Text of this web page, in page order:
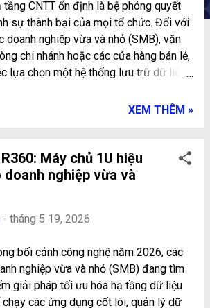
tầng CNTT ổn định là bệ phóng quyết
sự thành bại của mọi tổ chức. Đối với
doanh nghiệp vừa và nhỏ (SMB), văn
chi nhánh hoặc các cửa hàng bán lẻ,
lựa chọn một hệ thống lưu trữ dữ liệu
hiệu suất tính toán, khả năng bảo mật
giải quyết triệt để bài toán này.
số kỹ thuật và hiệu năng phần cứng
16G thế hệ mới, mang đến bước nhảy
nền tảng công nghệ linh kiện tối tân:
vi xử lý Intel Xeon mạnh mẽ: Máy chủ
trang bị bộ vi xử lý Intel Xeon E-
XEM THÊM »
Máy chủ 1U hiệu
doanh nghiệp vừa và
- tháng 5 19, 2026
bối cảnh công nghệ năm 2026, các
nghiệp vừa và nhỏ (SMB) đang tìm
giải pháp tối ưu hóa hạ tầng dữ liệu
chạy các ứng dụng cốt lõi, quản lý dữ